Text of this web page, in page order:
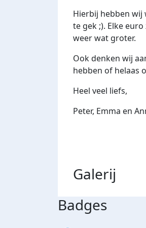
Hierbij hebben wij
te gek ;). Elke
weer wat groter.
Ook denken wij
hebben of helaas
Heel veel liefs,
Peter, Emma en
Galerij
Badges